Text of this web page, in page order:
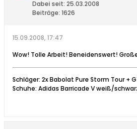
Dabei seit: 25.03.2008
Beiträge: 1626
15.09.2008, 17:47
Wow! Tolle Arbeit! Beneidenswert!
Schläger: 2x Babolat Pure Storm Tour +
Schuhe: Adidas Barricade V weiß/